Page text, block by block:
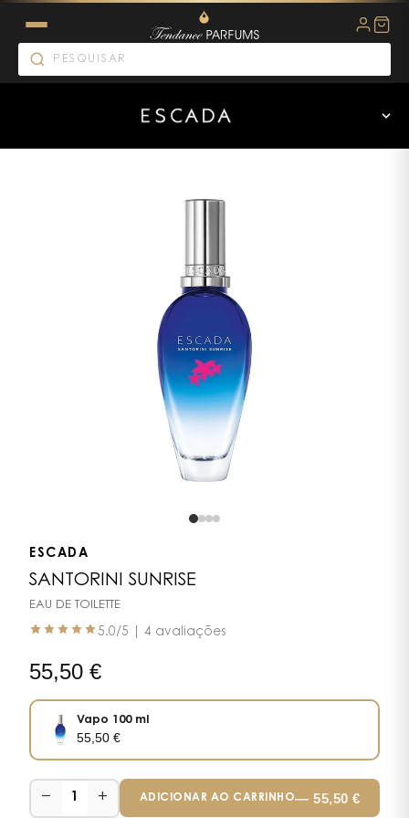
ESCADA
SANTORINI SUNRISE
EAU DE TOILETTE
5.0/5 | 4 avaliações
55,50 €
Vapo 100 ml
55,50€
− 1 + ADICIONAR AO CARRINHO— 55,50 €